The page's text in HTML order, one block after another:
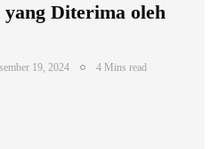
Diterima oleh
19, 2024 4 Mins read